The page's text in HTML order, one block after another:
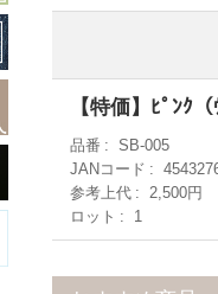
【特価】ﾋﾟﾝｸ（
品番
SB-005
JANコード
参考上代
2,500円
ロット
1